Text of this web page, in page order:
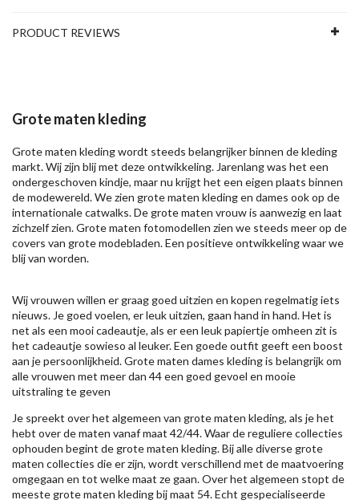
PRODUCT REVIEWS
Grote maten kleding
Grote maten kleding wordt steeds belangrijker binnen de kleding
markt. Wij zijn blij met deze ontwikkeling. Jarenlang was het een
ondergeschoven kindje, maar nu krijgt het een eigen plaats binnen
de modewereld. We zien grote maten kleding en dames ook op de
internationale catwalks. De grote maten vrouw is aanwezig en laat
zichzelf zien. Grote maten fotomodellen zien we steeds meer op de
covers van grote modebladen. Een positieve ontwikkeling waar we
blij van worden.
Wij vrouwen willen er graag goed uitzien en kopen regelmatig iets
nieuws. Je goed voelen, er leuk uitzien, gaan hand in hand. Het is
net als een mooi cadeautje, als er een leuk papiertje omheen zit is
het cadeautje sowieso al leuker. Een goede outfit geeft een boost
aan je persoonlijkheid. Grote maten dames kleding is belangrijk om
alle vrouwen met meer dan 44 een goed gevoel en mooie
uitstraling te geven
Je spreekt over het algemeen van grote maten kleding, als je het
hebt over de maten vanaf maat 42/44. Waar de reguliere collecties
ophouden begint de grote maten kleding. Bij alle diverse grote
maten collecties die er zijn, wordt verschillend met de maatvoering
omgegaan en tot welke maat ze gaan. Over het algemeen stopt de
meeste grote maten kleding bij maat 54. Echt gespecialiseerde